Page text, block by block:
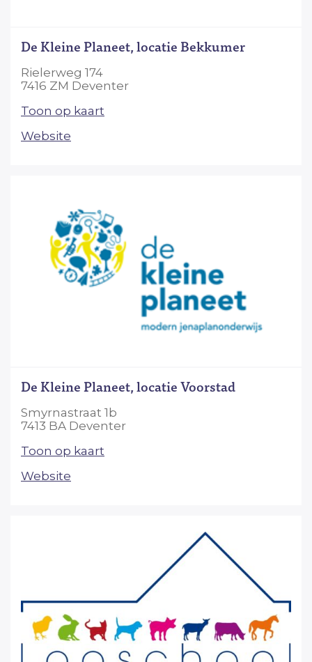
De Kleine Planeet, locatie Bekkumer
Rielerweg 174
7416 ZM Deventer
Toon op kaart
Website
De Kleine Planeet, locatie Voorstad
Smyrnastraat 1b
7413 BA Deventer
Toon op kaart
Website